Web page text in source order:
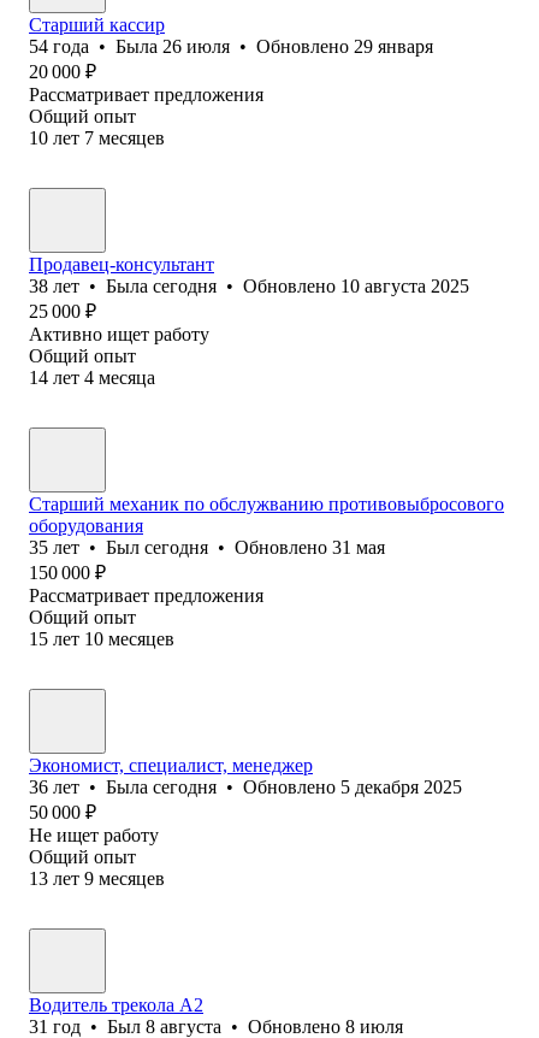
Старший кассир
54 года • Была 26 июля • Обновлено 29 января
20 000 ₽
Рассматривает предложения
Общий опыт
10 лет 7 месяцев
Продавец-консультант
38 лет • Была сегодня • Обновлено 10 августа 2025
25 000 ₽
Активно ищет работу
Общий опыт
14 лет 4 месяца
Старший механик по обслужванию противовыбросового
оборудования
35 лет • Был сегодня • Обновлено 31 мая
150 000 ₽
Рассматривает предложения
Общий опыт
15 лет 10 месяцев
Экономист, специалист, менеджер
36 лет • Была сегодня • Обновлено 5 декабря 2025
50 000 ₽
Не ищет работу
Общий опыт
13 лет 9 месяцев
Водитель трекола А2
31 год • Был 8 августа • Обновлено 8 июля